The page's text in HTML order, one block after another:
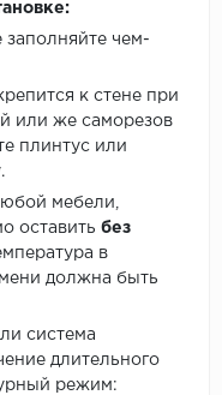
чем-
к стене при
или же саморезов
плинтус или
мебели,
оставить без
в
должна быть
система
длительного
режим: